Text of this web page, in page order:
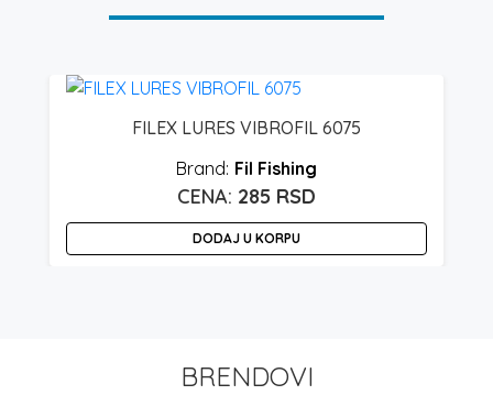
FILEX LURES VIBROFIL 6075
Fil Fishing
285 RSD
DODAJ U KORPU
BRENDOVI